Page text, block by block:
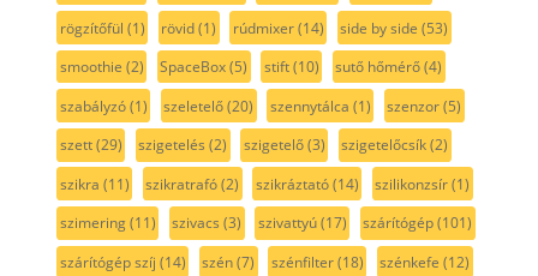
rögzítőfül (1) rövid(1) rúdmixer(14) side by side (53)
smoothie (2) SpaceBox(5) stift(10) sutő hőmérő(4)
szabályzó(1) szeletelő(20) szennytálca (1) szenzor(5)
szett(29) szigetelés (2) szigetelő(3) szigetelőcsík(2)
szikra (11) szikratrafó(2) szikráztató(14) szilikonzsír(1)
szimering(11) szivacs (3) szivattyú(17) szárítógép(101)
szárítógép szíj (14) szén(7) szénfilter(18) szénkefe (12)